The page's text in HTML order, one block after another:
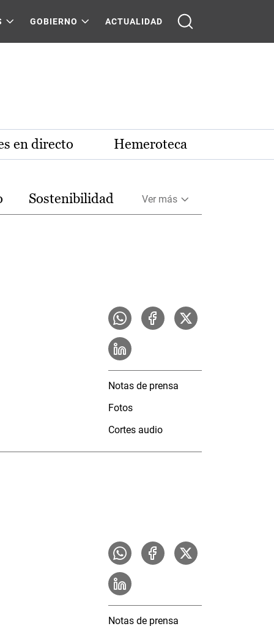
GOBIERNO ACTUALIDAD
en directo Hemeroteca
Sostenibilidad Ver más
Notas de prensa
Fotos
Cortes audio
Notas de prensa